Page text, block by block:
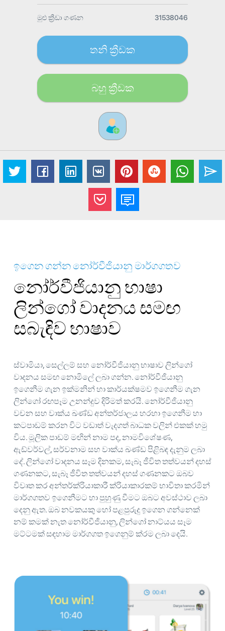
මුළු ක්‍රීඩා ගණන 31538046
තනි ක්‍රීඩක
බහු ක්‍රීඩක​
ඉගෙන ගන්න නෝර්වීජියානු මාර්ගගතව
නෝර්වීජියානු භාෂා
ලින්ගෝ වාදනය සමඟ
සබැඳිව භාෂාව
ස්වාමියා, සෙල්ලම් සහ නෝර්වීජියානු භාෂාව ලින්ගෝ
වාදනය සමඟ නොමිලේ ලබා ගන්න. නෝර්වීජියානු
ඉගෙනීම ගැන ඉක්මනින් හා කාර්යක්ෂමව ඉගෙනීම ගැන
ලින්ගෝ රඟපෑම උනන්දුව දිරිමත් කරයි. නෝර්වීජියානු
වචන සහ වාක්ය ඛණ්ඩ අන්තර්ජාලය හරහා ඉගෙනීම හා
කටපාඩම් කරන විට වඩාත් වැදගත් බාධක වලින් එකක් හමු
විය. මූලික පාඩම් මඟින් නාම පද, නාමවිශේෂණ,
ඇඩ්වර්වල්, සර්වනාම සහ වාක්ය ඛණ්ඩ පිළිබඳ දැනුම ලබා
දේ. ලින්ගෝ වාදනය සෑම දිනකම, සැබෑ ජීවිත තත්වයන් දහස්
ගණනකට, සැබෑ ජීවිත තත්වයන් දහස් ගණනකට ඔබව
විවෘත කර අන්තර්ක්රියාකාරී ක්රියාකාරකම් භාවිතා කරමින්
මාර්ගගතව ඉගෙනීමට හා පුහුණු වීමට ඔබට අවස්ථාව ලබා
දෙනු ඇත. ඔබ නවකයකු හෝ පළපුරුදු ඉගෙන ගන්නෙක්
නම් කමක් නැත නෝර්වීජියානු, ලින්ගෝ නාට්යය සෑම
මට්ටමක් සඳහාම මාර්ගගත ඉගෙනුම් ක්රම ලබා දෙයි.